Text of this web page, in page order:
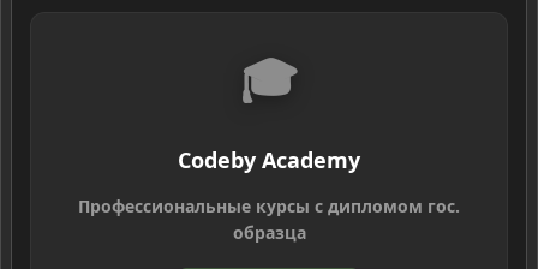
🎓
Codeby Academy
Профессиональные курсы с дипломом гос.
образца